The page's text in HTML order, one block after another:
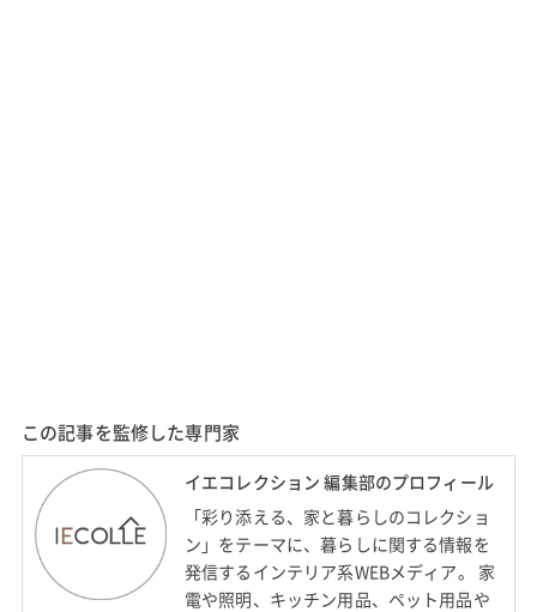
この記事を監修した専門家
イエコレクション 編集部のプロフィール
「彩り添える、家と暮らしのコレクショ
ン」をテーマに、暮らしに関する情報を
発信するインテリア系WEBメディア。 家
電や照明、キッチン用品、ペット用品や